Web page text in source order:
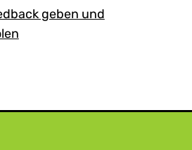
geben und